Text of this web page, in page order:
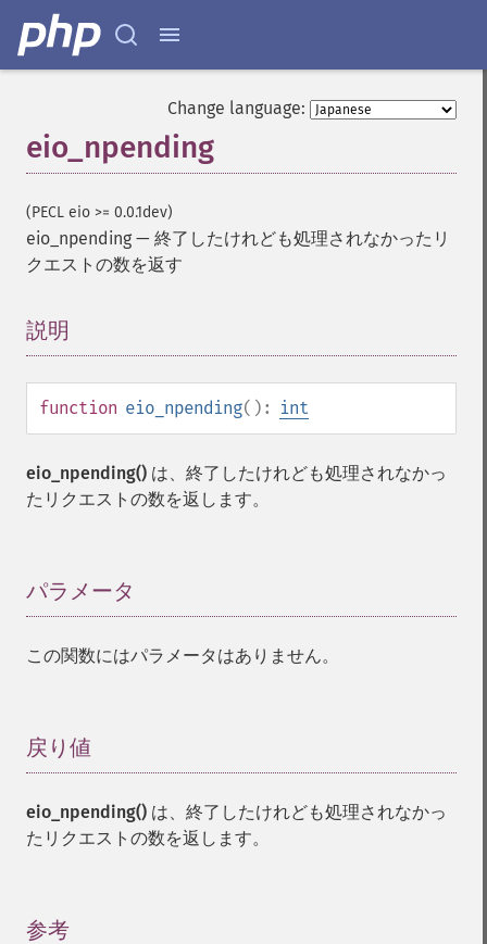
Change language:
eio_npending
(PECL eio >= 0.0.1dev)
eio_npending — 終了したけれども処理されなかったリ
クエストの数を返す
説明
function eio_npending(): int
eio_npending() は、終了したけれども処理されなかっ
たリクエストの数を返します。
パラメータ
この関数にはパラメータはありません。
戻り値
eio_npending() は、終了したけれども処理されなかっ
たリクエストの数を返します。
参考